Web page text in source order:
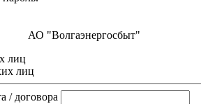
лиц
лиц
/ договора